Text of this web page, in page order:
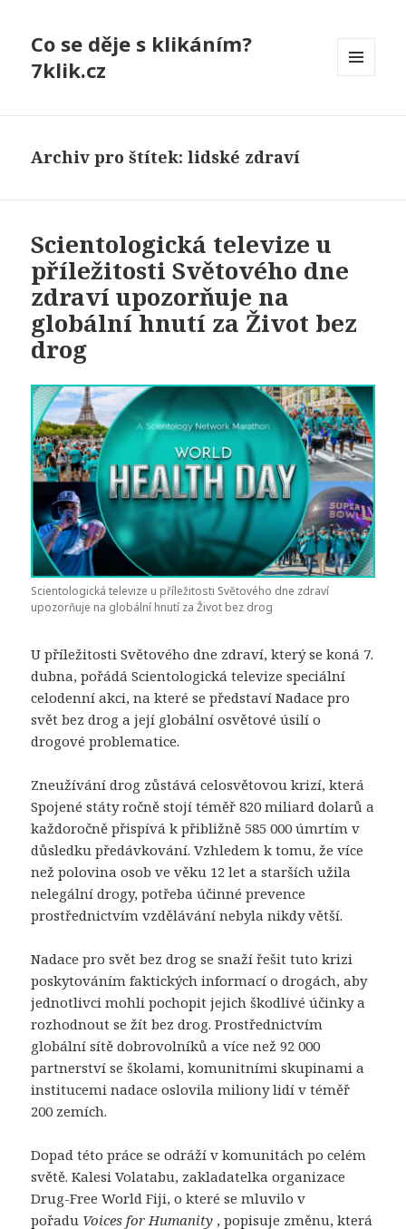
Co se děje s klikáním?
7klik.cz
Archiv pro štítek: lidské zdraví
Scientologická televize u
příležitosti Světového dne
zdraví upozorňuje na
globální hnutí za Život bez
drog
Scientologická televize u příležitosti Světového dne zdraví
upozorňuje na globální hnutí za Život bez drog
U příležitosti Světového dne zdraví, který se koná 7.
dubna, pořádá Scientologická televize speciální
celodenní akci, na které se představí Nadace pro
svět bez drog a její globální osvětové úsilí o
drogové problematice.
Zneužívání drog zůstává celosvětovou krizí, která
Spojené státy ročně stojí téměř 820 miliard dolarů a
každoročně přispívá k přibližně 585 000 úmrtím v
důsledku předávkování. Vzhledem k tomu, že více
než polovina osob ve věku 12 let a starších užila
nelegální drogy, potřeba účinné prevence
prostřednictvím vzdělávání nebyla nikdy větší.
Nadace pro svět bez drog se snaží řešit tuto krizi
poskytováním faktických informací o drogách, aby
jednotlivci mohli pochopit jejich škodlivé účinky a
rozhodnout se žít bez drog. Prostřednictvím
globální sítě dobrovolníků a více než 92 000
partnerství se školami, komunitními skupinami a
institucemi nadace oslovila miliony lidí v téměř
200 zemích.
Dopad této práce se odráží v komunitách po celém
světě. Kalesi Volatabu, zakladatelka organizace
Drug-Free World Fiji, o které se mluvilo v
pořadu Voices for Humanity , popisuje změnu, která